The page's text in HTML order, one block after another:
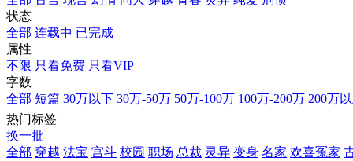
状态
全部 连载中 已完成
属性
不限 只看免费 只看VIP
字数
全部 短篇 30万以下 30万-50万 50万-100万 100万-200万 200万
热门标签
换一批
全部 穿越 法宝 宫斗 校园 职场 总裁 灵异 变身 名家 欢喜冤家